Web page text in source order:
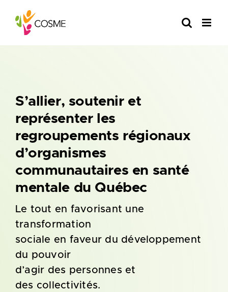
content
S’allier, soutenir et
représenter les
regroupements régionaux
d’organismes
communautaires en santé
mentale du Québec
Le tout en favorisant une
transformation
sociale en faveur du développement
du pouvoir
d’agir des personnes et
des collectivités.